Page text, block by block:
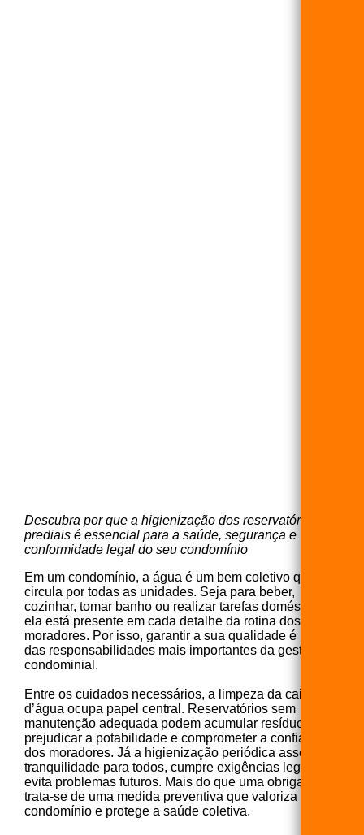
Descubra por que a higienização dos reservatórios
prediais é essencial para a saúde, segurança e
conformidade legal do seu condomínio
Em um condomínio, a água é um bem coletivo que
circula por todas as unidades. Seja para beber,
cozinhar, tomar banho ou realizar tarefas domésticas,
ela está presente em cada detalhe da rotina dos
moradores. Por isso, garantir a sua qualidade é uma
das responsabilidades mais importantes da gestão
condominial.
Entre os cuidados necessários, a limpeza da caixa
d’água ocupa papel central. Reservatórios sem
manutenção adequada podem acumular resíduos,
prejudicar a potabilidade e comprometer a confiança
dos moradores. Já a higienização periódica assegura
tranquilidade para todos, cumpre exigências legais e
evita problemas futuros. Mais do que uma obrigação,
trata-se de uma medida preventiva que valoriza o
condomínio e protege a saúde coletiva.